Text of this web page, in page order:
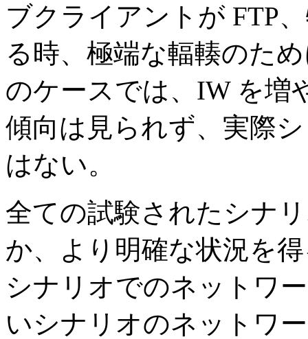
ブクライアントが FTP
る時、極端な輻輳のた
のケースでは、IW を増
傾向は見られず、実際
はない。
全ての試験されたシナ
か、より明確な状況を
シナリオでのネットワ
いシナリオのネットワ